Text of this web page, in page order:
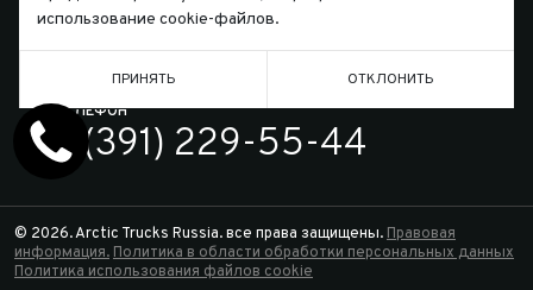
Письмо директору
ТЕЛЕФОН
7 (391) 229-55-44
© 2026. Arctic Trucks Russia. все права защищены. Правовая
информация. Политика в области обработки персональных данных
Политика использования файлов cookie
использование cookie-файлов.
ПРИНЯТЬ ОТКЛОНИТЬ